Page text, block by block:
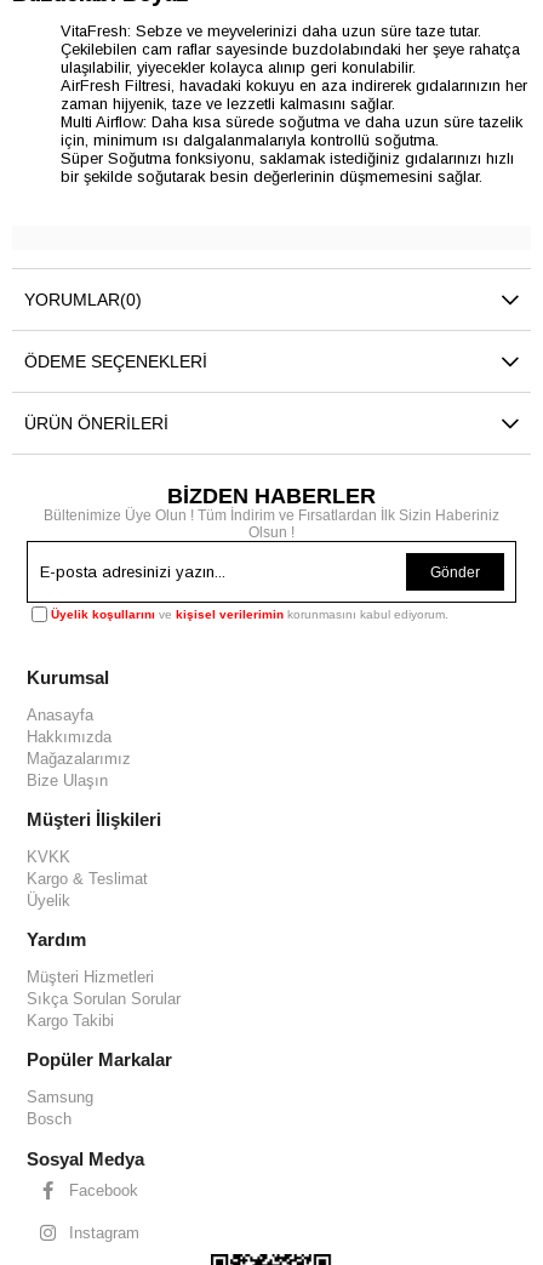
VitaFresh: Sebze ve meyvelerinizi daha uzun süre taze tutar.
Çekilebilen cam raflar sayesinde buzdolabındaki her şeye rahatça
ulaşılabilir, yiyecekler kolayca alınıp geri konulabilir.
AirFresh Filtresi, havadaki kokuyu en aza indirerek gıdalarınızın her
zaman hijyenik, taze ve lezzetli kalmasını sağlar.
Multi Airflow: Daha kısa sürede soğutma ve daha uzun süre tazelik
için, minimum ısı dalgalanmalarıyla kontrollü soğutma.
Süper Soğutma fonksiyonu, saklamak istediğiniz gıdalarınızı hızlı
bir şekilde soğutarak besin değerlerinin düşmemesini sağlar.
YORUMLAR(0)
ÖDEME SEÇENEKLERI
ÜRÜN ÖNERILERI
BİZDEN HABERLER
Bültenimize Üye Olun ! Tüm İndirim ve Fırsatlardan İlk Sizin Haberiniz
Olsun !
Gönder
Üyelik koşullarını vekişisel verilerimin korunmasını kabul ediyorum.
Kurumsal
Anasayfa
Hakkımızda
Mağazalarımız
Bize Ulaşın
Müşteri İlişkileri
KVKK
Kargo & Teslimat
Üyelik
Yardım
Müşteri Hizmetleri
Sıkça Sorulan Sorular
Kargo Takibi
Popüler Markalar
Samsung
Bosch
Sosyal Medya
Facebook
Instagram